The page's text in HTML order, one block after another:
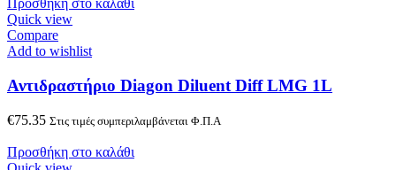
Προσθήκη στο καλάθι
Quick view
Compare
Add to wishlist
Αντιδραστήριο Diagon Diluent Diff LMG 1L
€75.35 Στις τιμές συμπεριλαμβάνεται Φ.Π.Α
Προσθήκη στο καλάθι